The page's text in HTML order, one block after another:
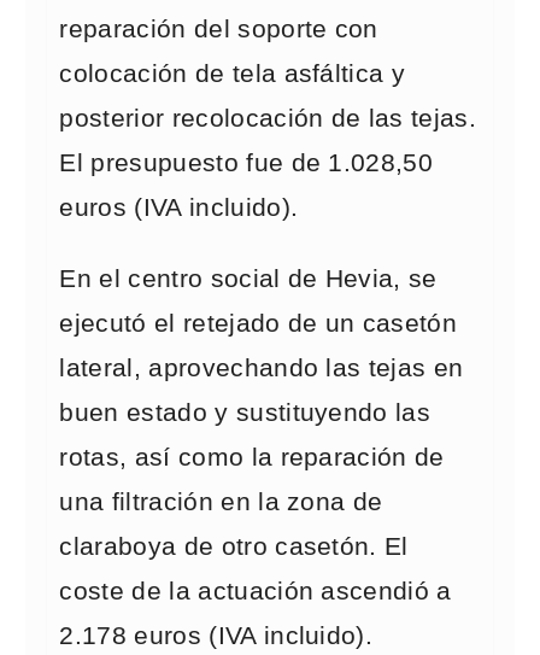
reparación del soporte con
colocación de tela asfáltica y
posterior recolocación de las tejas.
El presupuesto fue de 1.028,50
euros (IVA incluido).
En el centro social de Hevia, se
ejecutó el retejado de un casetón
lateral, aprovechando las tejas en
buen estado y sustituyendo las
rotas, así como la reparación de
una filtración en la zona de
claraboya de otro casetón. El
coste de la actuación ascendió a
2.178 euros (IVA incluido).